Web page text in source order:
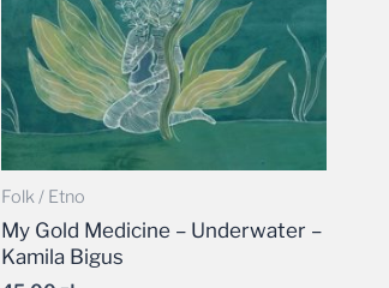
Folk / Etno
My Gold Medicine – Underwater –
Kamila Bigus